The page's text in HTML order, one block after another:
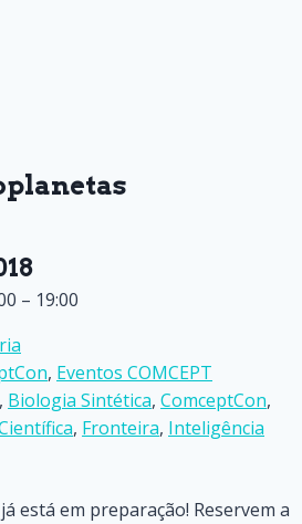
– 19:00
, Eventos COMCEPT
, Biologia Sintética, ComceptCon,
, Fronteira, Inteligência
está em preparação! Reservem a